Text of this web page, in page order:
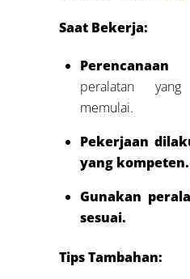
Saat Bekerja:
Perencanaan
peralatan
memulai.
Pekerjaan
yang kompeten.
Gunakan
sesuai.
Tips Tambahan: